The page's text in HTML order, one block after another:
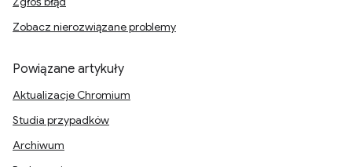
Zobacz nierozwiązane problemy
Powiązane artykuły
Aktualizacje Chromium
Studia przypadków
Archiwum